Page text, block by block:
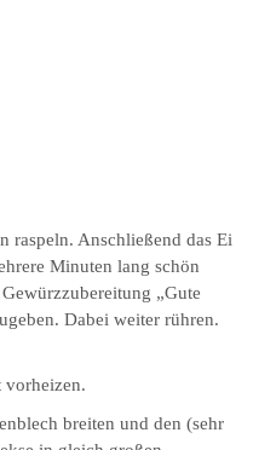
raspeln. Anschließend das Ei
Minuten lang schön
„Gute
Dabei weiter rühren.
breiten und den (sehr